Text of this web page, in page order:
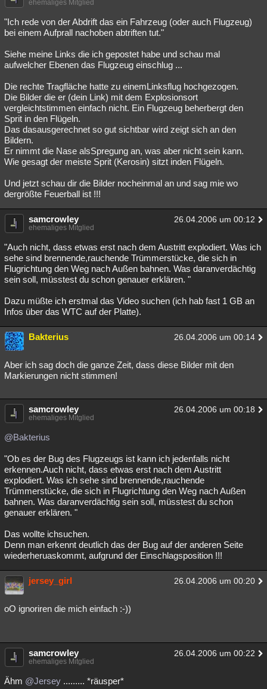
ehemaliges Mitglied
"Ich rede von der Abdrift das ein Fahrzeug (oder auch Flugzeug)
bei einem Aufprall nachoben abtriften tut."
Siehe meine Links die ich gepostet habe und schau mal
aufwelcher Ebenen das Flugzeug einschlug ...
Die rechte Tragfläche hatte zu einemLinksflug hochgezogen.
Die Bilder die er (dein Link) mit dem Explosionsort
vergleichtstimmen einfach nicht. Ein Flugzeug beherbergt den
Sprit in den Flügeln.
Das dasausgerechnet so gut sichtbar wird zeigt sich an den
Bildern.
Er nimmt die Nase alsSpregung an, was aber nicht sein kann.
Wie gesagt der meiste Sprit (Kerosin) sitzt inden Flügeln.
Und jetzt schau dir die Bilder nocheinmal an und sag mie wo
dergrößte Feuerball ist !!!
samcrowley 26.04.2006 um 00:12
ehemaliges Mitglied
"Auch nicht, dass etwas erst nach dem Austritt explodiert. Was ich
sehe sind brennende,rauchende Trümmerstücke, die sich in
Flugrichtung den Weg nach Außen bahnen. Was daranverdächtig
sein soll, müsstest du schon genauer erklären. "
Dazu müßte ich erstmal das Video suchen (ich hab fast 1 GB an
Infos über das WTC auf der Platte).
Bakterius 26.04.2006 um 00:14
Aber ich sag doch die ganze Zeit, dass diese Bilder mit den
Markierungen nicht stimmen!
samcrowley 26.04.2006 um 00:18
ehemaliges Mitglied
@Bakterius
"Ob es der Bug des Flugzeugs ist kann ich jedenfalls nicht
erkennen.Auch nicht, dass etwas erst nach dem Austritt
explodiert. Was ich sehe sind brennende,rauchende
Trümmerstücke, die sich in Flugrichtung den Weg nach Außen
bahnen. Was daranverdächtig sein soll, müsstest du schon
genauer erklären. "
Das wollte ichsuchen.
Denn man erkennt deutlich das der Bug auf der anderen Seite
wiederheruaskommt, aufgrund der Einschlagsposition !!!
jersey_girl 26.04.2006 um 00:20
oO ignoriren die mich einfach :-))
samcrowley 26.04.2006 um 00:22
ehemaliges Mitglied
Ähm @Jersey ......... *räusper*